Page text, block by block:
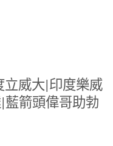
立威大|印度樂威
箭頭偉哥助勃